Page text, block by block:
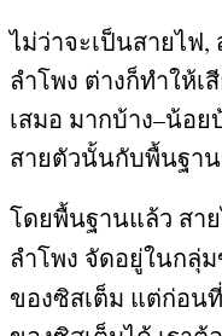
ไม่ว่าจะเป็นสายไฟ,
ลำโพง ต่างก็ทำให้เ
เสมอ มากบ้าง–น้อย
สายตัวนั้นกับพื้นฐา
โดยพื้นฐานแล้ว สา
ลำโพง จัดอยู่ในกลุ่
ของซิสเต็ม แต่ก่อน